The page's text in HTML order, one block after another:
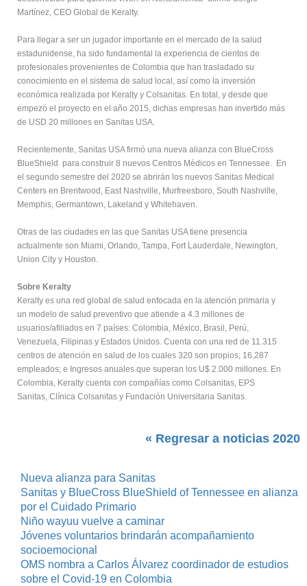
Martínez, CEO Global de Keralty.
Para llegar a ser un jugador importante en el mercado de la salud
estadunidense, ha sido fundamental la experiencia de cientos de
profesionales provenientes de Colombia que han trasladado su
conocimiento en el sistema de salud local, así como la inversión
económica realizada por Keralty y Colsanitas. En total, y desde que
empezó el proyecto en el año 2015, dichas empresas han invertido más
de USD 20 millones en Sanitas USA.
Recientemente, Sanitas USA firmó una nueva alianza con BlueCross
BlueShield para construir 8 nuevos Centros Médicos en Tennessee. En
el segundo semestre del 2020 se abrirán los nuevos Sanitas Medical
Centers en Brentwood, East Nashville, Murfreesboro, South Nashville,
Memphis, Germantown, Lakeland y Whitehaven.
Otras de las ciudades en las que Sanitas USA tiene presencia
actualmente son Miami, Orlando, Tampa, Fort Lauderdale, Newington,
Union City y Houston.
Sobre Keralty
Keralty es una red global de salud enfocada en la atención primaria y
un modelo de salud preventivo que atiende a 4.3 millones de
usuarios/afiliados en 7 países: Colombia, México, Brasil, Perú,
Venezuela, Filipinas y Estados Unidos. Cuenta con una red de 11.315
centros de atención en salud de los cuales 320 son propios; 16.287
empleados; e Ingresos anuales que superan los U$ 2.000 millones. En
Colombia, Keralty cuenta con compañías como Colsanitas, EPS
Sanitas, Clínica Colsanitas y Fundación Universitaria Sanitas.
« Regresar a noticias 2020
Nueva alianza para Sanitas
Sanitas y BlueCross BlueShield of Tennessee en alianza
por el Cuidado Primario
Niño wayuu vuelve a caminar
Jóvenes voluntarios brindarán acompañamiento
socioemocional
OMS nombra a Carlos Álvarez coordinador de estudios
sobre el Covid-19 en Colombia